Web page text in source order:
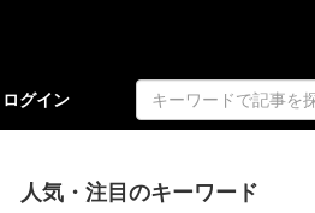
ログイン
人気・注目のキーワード